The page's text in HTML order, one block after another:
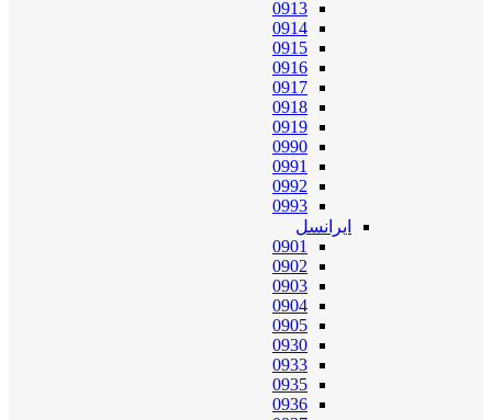
0913
0914
0915
0916
0917
0918
0919
0990
0991
0992
0993
ایرانسل
0901
0902
0903
0904
0905
0930
0933
0935
0936